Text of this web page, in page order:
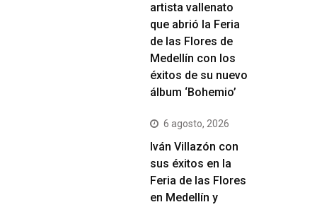
artista vallenato
que abrió la Feria
de las Flores de
Medellín con los
éxitos de su nuevo
álbum ‘Bohemio’
6 agosto, 2026
Iván Villazón con
sus éxitos en la
Feria de las Flores
en Medellín y